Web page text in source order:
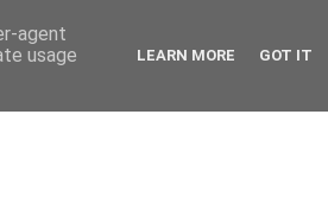
agent
usage
LEARN MORE GOT IT